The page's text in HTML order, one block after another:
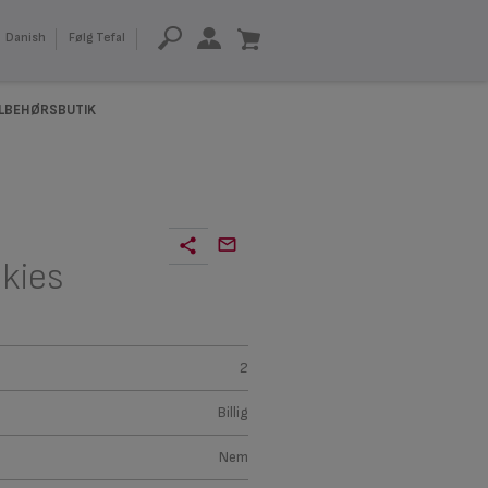
Danish Følg Tefal
2
Billig
Nem